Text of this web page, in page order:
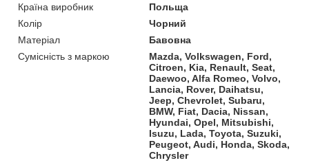
Країна виробник
Польща
Колір
Чорний
Матеріал
Бавовна
Сумісність з маркою
Mazda, Volkswagen, Ford,
Citroen, Kia, Renault, Seat,
Daewoo, Alfa Romeo, Volvo,
Lancia, Rover, Daihatsu,
Jeep, Chevrolet, Subaru,
BMW, Fiat, Dacia, Nissan,
Hyundai, Opel, Mitsubishi,
Isuzu, Lada, Toyota, Suzuki,
Peugeot, Audi, Honda, Skoda,
Chrysler